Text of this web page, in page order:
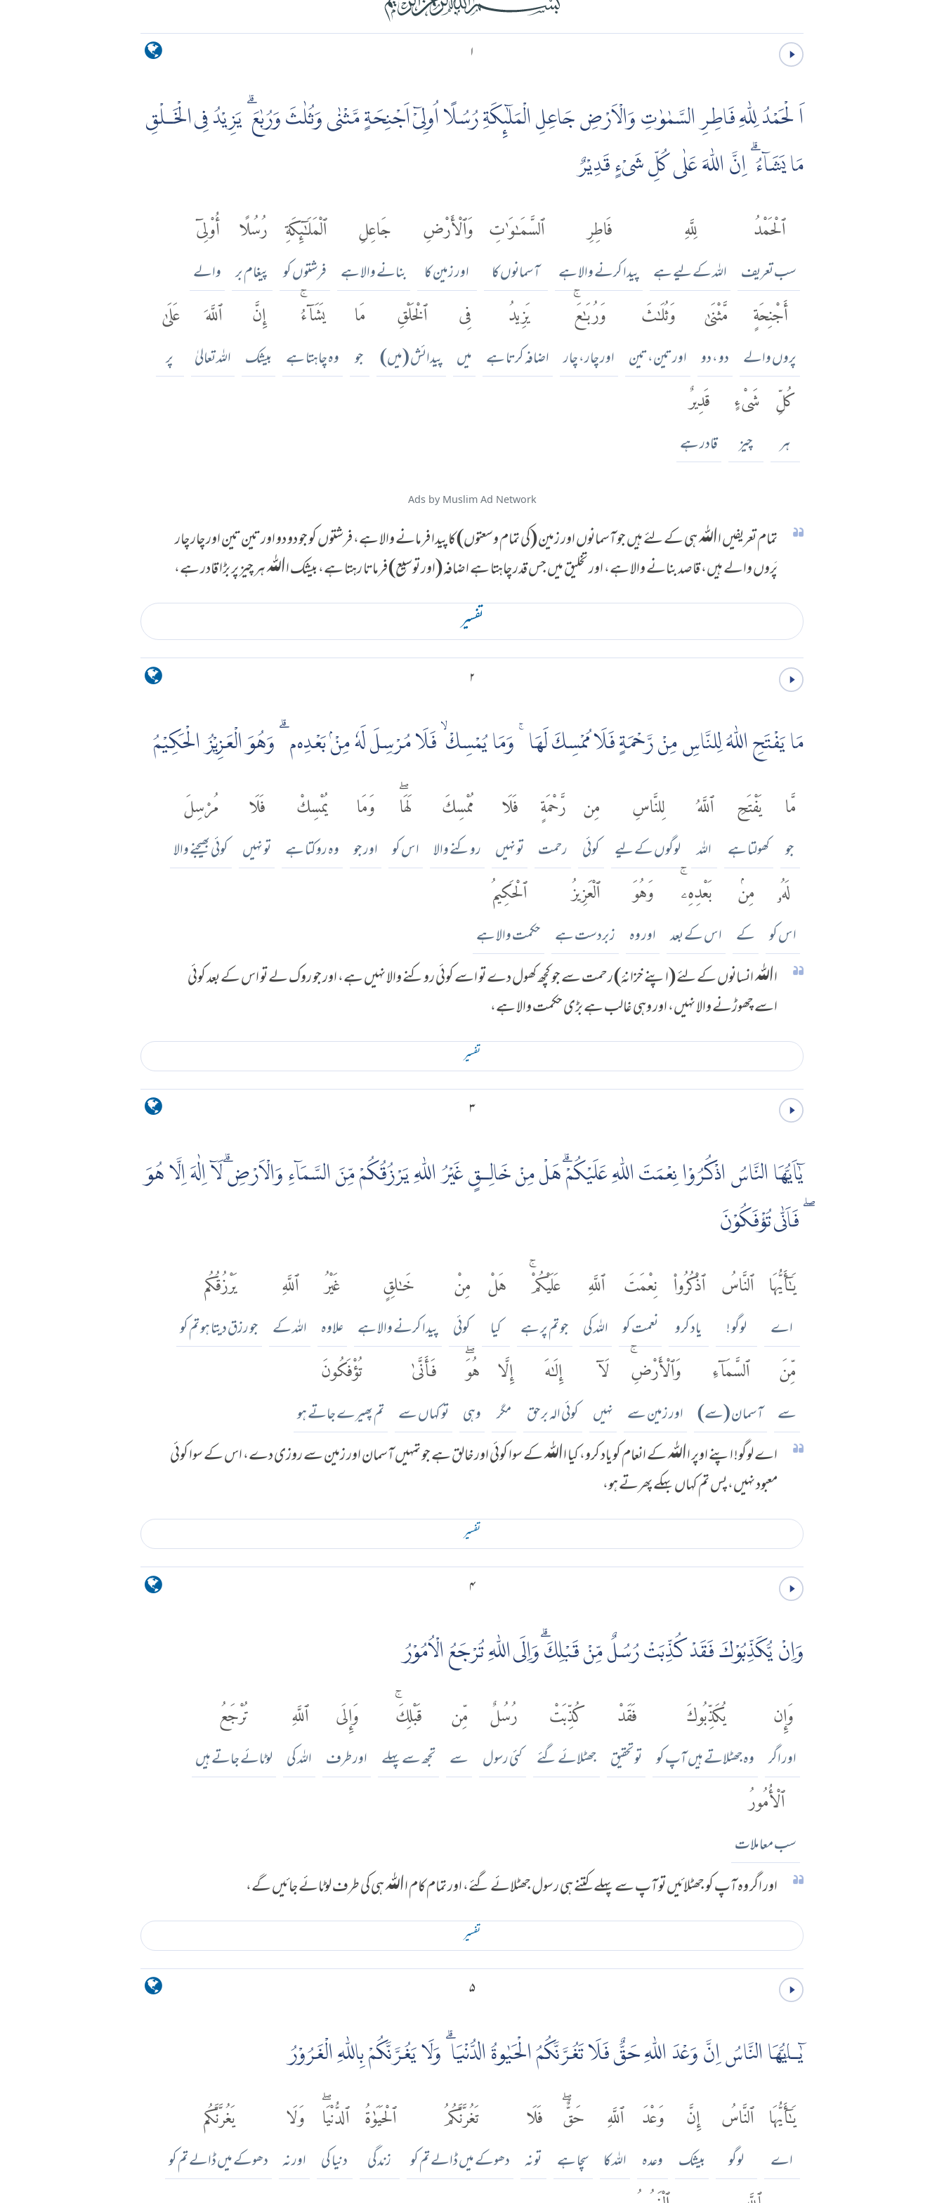
۱
اَ لْحَمْدُ لِلّٰهِ فَاطِرِ السَّمٰوٰتِ وَالْاَرْضِ جَاعِلِ الْمَلٰۤٮِٕكَةِ رُسُلًا اُولِىْۤ اَجْنِحَةٍ مَّثْنٰى وَثُلٰثَ وَرُبٰعَ ۗ يَزِيْدُ فِى الْخَـلْقِ
مَا يَشَاۤءُ ۗ اِنَّ اللّٰهَ عَلٰى كُلِّ شَىْءٍ قَدِيْرٌ
ٱلْحَمْدُ
سب تعریف
لِلَّهِ
اللہ کے لیے ہے
فَاطِرِ
پیدا کرنے والا ہے
ٱلسَّمَٰوَٰتِ
آسمانوں کا
وَٱلْأَرْضِ
اور زمین کا
جَاعِلِ
بنانے والا ہے
ٱلْمَلَٰٓئِكَةِ
فرشتوں کو
رُسُلًا
پیغام بر
أُو۟لِىٓ
والے
أَجْنِحَةٍ
پروں والے
مَّثْنَىٰ
دو ، دو
وَثُلَٰثَ
اور تین، تین
وَرُبَٰعَۚ
اور چار، چار
يَزِيدُ
اضافہ کرتا ہے
فِى
میں
ٱلْخَلْقِ
پیدائش (میں)
مَا
جو
يَشَآءُۚ
وہ چاہتا ہے
إِنَّ
بیشک
ٱللَّهَ
اللہ تعالیٰ
عَلَىٰ
پر
كُلِّ
ہر
شَىْءٍ
چیز
قَدِيرٌ
قادر ہے
Ads by Muslim Ad Network
تمام تعریفیں اﷲ ہی کے لئے ہیں جو آسمانوں اور زمین (کی تمام وسعتوں) کا پیدا فرمانے والا ہے، فرشتوں کو جو دو دو اور تین تین اور چار چار
پَروں والے ہیں، قاصد بنانے والا ہے، اور تخلیق میں جس قدر چاہتا ہے اضافہ (اور توسیع) فرماتا رہتا ہے، بیشک اﷲ ہر چیز پر بڑا قادر ہے،
تفسير
۲
مَا يَفْتَحِ اللّٰهُ لِلنَّاسِ مِنْ رَّحْمَةٍ فَلَا مُمْسِكَ لَهَا ۚ وَمَا يُمْسِكْ ۙ فَلَا مُرْسِلَ لَهٗ مِنْۢ بَعْدِه ۗ وَهُوَ الْعَزِيْزُ الْحَكِيْمُ
مَّا
جو
يَفْتَحِ
کھولتا ہے
ٱللَّهُ
اللہ
لِلنَّاسِ
لوگوں کے لیے
مِن
کوئی
رَّحْمَةٍ
رحمت
فَلَا
تو نہیں
مُمْسِكَ
روکنے والا
لَهَاۖ
اس کو
وَمَا
اور جو
يُمْسِكْ
وہ روکتا ہے
فَلَا
تو نہیں
مُرْسِلَ
کوئی بھیجنے والا
لَهُۥ
اس کو
مِنۢ
کے
بَعْدِهِۦۚ
اس کے بعد
وَهُوَ
اور وہ
ٱلْعَزِيزُ
زبردست ہے
ٱلْحَكِيمُ
حکمت والا ہے
اﷲ انسانوں کے لئے (اپنے خزانۂ) رحمت سے جو کچھ کھول دے تو اسے کوئی روکنے والا نہیں ہے، اور جو روک لے تو اس کے بعد کوئی
اسے چھوڑنے والا نہیں، اور وہی غالب ہے بڑی حکمت والا ہے،
تفسير
۳
يٰۤاَيُّهَا النَّاسُ اذْكُرُوْا نِعْمَتَ اللّٰهِ عَلَيْكُمْۗ هَلْ مِنْ خَالِـقٍ غَيْرُ اللّٰهِ يَرْزُقُكُمْ مِّنَ السَّمَاۤءِ وَالْاَرْضِۗ لَاۤ اِلٰهَ اِلَّا هُوَ
ۖ فَاَنّٰى تُؤْفَكُوْنَ
يَٰٓأَيُّهَا
اے
ٱلنَّاسُ
لوگو !
ٱذْكُرُوا۟
یاد کرو
نِعْمَتَ
نعمت کو
ٱللَّهِ
اللہ کی
عَلَيْكُمْۚ
جو تم پر ہے
هَلْ
کیا
مِنْ
کوئی
خَٰلِقٍ
پیدا کرنے والا ہے
غَيْرُ
علاوہ
ٱللَّهِ
اللہ کے
يَرْزُقُكُم
جو رزق دیتا ہو تم کو
مِّنَ
سے
ٱلسَّمَآءِ
آسمان (سے)
وَٱلْأَرْضِۚ
اور زمین سے
لَآ
نہیں
إِلَٰهَ
کوئی الہ برحق
إِلَّا
مگر
هُوَۖ
وہی
فَأَنَّىٰ
تو کہاں سے
تُؤْفَكُونَ
تم پھیرے جاتے ہو
اے لوگو! اپنے اوپر اﷲ کے انعام کو یاد کرو، کیا اﷲ کے سوا کوئی اور خالق ہے جو تمہیں آسمان اور زمین سے روزی دے، اس کے سوا کوئی
معبود نہیں، پس تم کہاں بہکے پھرتے ہو،
تفسير
۴
وَاِنْ يُّكَذِّبُوْكَ فَقَدْ كُذِّبَتْ رُسُلٌ مِّنْ قَبْلِكَۗ وَاِلَى اللّٰهِ تُرْجَعُ الْاُمُوْرُ
وَإِن
اور اگر
يُكَذِّبُوكَ
وہ جھٹلاتے ہیں آپ کو
فَقَدْ
تو تحقیق
كُذِّبَتْ
جھٹلائے گئے
رُسُلٌ
کئی رسول
مِّن
سے
قَبْلِكَۚ
تجھ سے پہلے
وَإِلَى
اور طرف
ٱللَّهِ
اللہ کی
تُرْجَعُ
لوٹائے جاتے ہیں
ٱلْأُمُورُ
سب معاملات
اور اگر وہ آپ کو جھٹلائیں تو آپ سے پہلے کتنے ہی رسول جھٹلائے گئے، اور تمام کام اﷲ ہی کی طرف لوٹائے جائیں گے،
تفسير
۵
يٰۤـاَيُّهَا النَّاسُ اِنَّ وَعْدَ اللّٰهِ حَقٌّ فَلَا تَغُرَّنَّكُمُ الْحَيٰوةُ الدُّنْيَا ۗ وَلَا يَغُرَّنَّكُمْ بِاللّٰهِ الْغَرُوْرُ
يَٰٓأَيُّهَا
اے
ٱلنَّاسُ
لوگو
إِنَّ
بیشک
وَعْدَ
وعدہ
ٱللَّهِ
اللہ کا
حَقٌّۖ
سچا ہے
فَلَا
تو نہ
تَغُرَّنَّكُمُ
دھوکے میں ڈالے تم کو
ٱلْحَيَوٰةُ
زندگی
ٱلدُّنْيَاۖ
دنیا کی
وَلَا
اور نہ
يَغُرَّنَّكُم
دھوکے میں ڈالے تم کو